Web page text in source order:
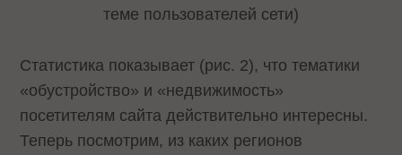
теме пользователей сети)
Статистика показывает (рис. 2), что тематики
«обустройство» и «недвижимость»
посетителям сайта действительно интересны.
Теперь посмотрим, из каких регионов